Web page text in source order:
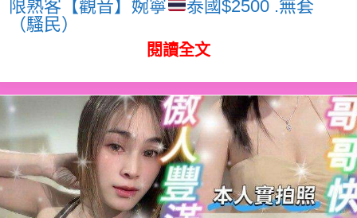
限熟客【觀音】婉寧
泰國$2500 .無套
（騷民）
閱讀全文